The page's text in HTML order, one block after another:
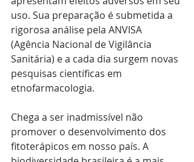
uso. Sua preparação é submetida a
rigorosa análise pela ANVISA
(Agência Nacional de Vigilância
Sanitária) e a cada dia surgem novas
pesquisas científicas em
etnofarmacologia.
Chega a ser inadmissível não
promover o desenvolvimento dos
fitoterápicos em nosso país. A